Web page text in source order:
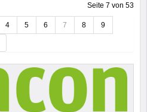
Seite 7 von 53
4 5 6 7 8 9